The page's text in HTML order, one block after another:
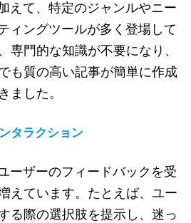
えて、特定のジャンルやニー
ィングツールが多く登場して
専門的な知識が不要になり、
も質の高い記事が簡単に作成
ました。
タラクション
ーザーのフィードバックを受
えています。たとえば、ユー
る際の選択肢を提示し、迷っ